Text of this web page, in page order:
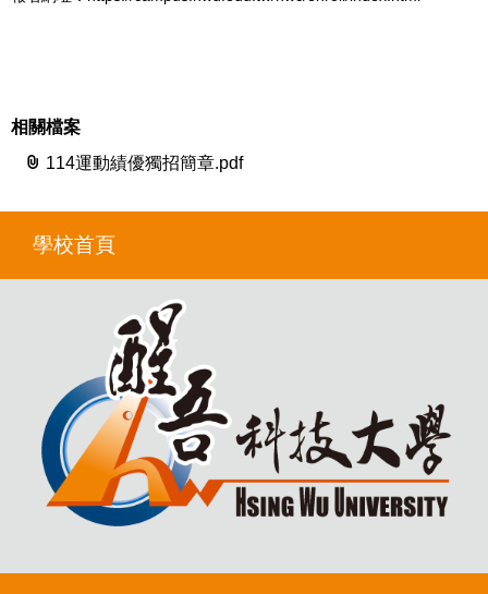
相關檔案
114運動績優獨招簡章.pdf
學校首頁